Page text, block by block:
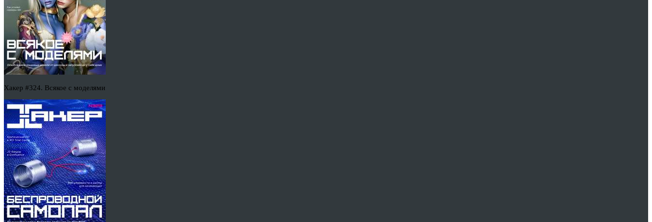
Хакер #324. Всякое с моделями